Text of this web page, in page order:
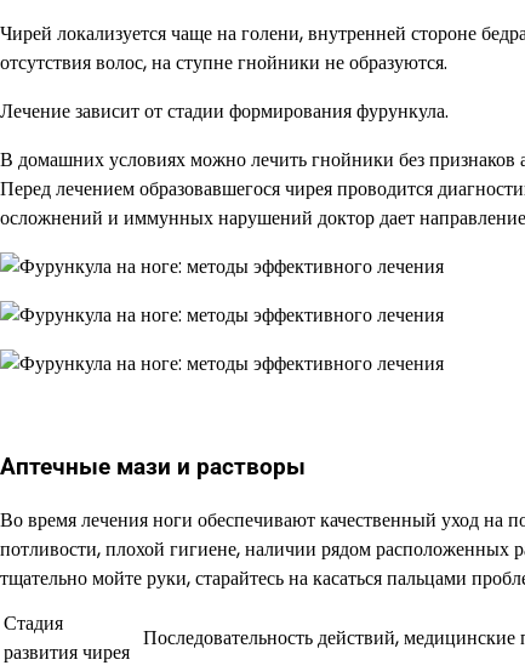
Чирей локализуется чаще на голени, внутренней стороне
отсутствия волос, на ступне гнойники не образуются.
Лечение зависит от стадии формирования фурункула.
В домашних условиях можно лечить гнойники без признаков
Перед лечением образовавшегося чирея проводится
осложнений и иммунных нарушений доктор дает
Аптечные мази и растворы
Во время лечения ноги обеспечивают качественный уход на
потливости, плохой гигиене, наличии рядом расположенных
тщательно мойте руки, старайтесь на касаться пальцами
Стадия
развития чирея
Последовательность действий, медицинские